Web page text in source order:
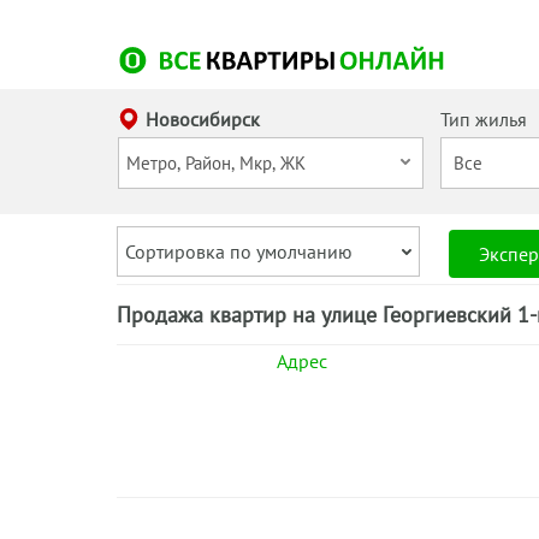
Новосибирск Тип жилья
Сортировка по умолчанию
Продажа квартир на улице Георгиевский
Адрес